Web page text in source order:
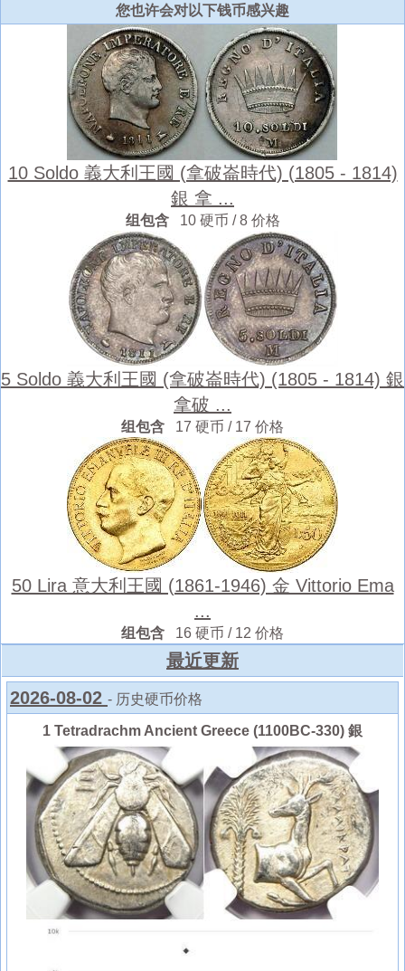
您也许会对以下钱币感兴趣
10 Soldo 義大利王國 (拿破崙時代) (1805 - 1814)
銀 拿 ...
组包含 10 硬币 / 8 价格
5 Soldo 義大利王國 (拿破崙時代) (1805 - 1814) 銀
拿破 ...
组包含 17 硬币 / 17 价格
50 Lira 意大利王國 (1861-1946) 金 Vittorio Ema
...
组包含 16 硬币 / 12 价格
最近更新
2026-08-02 - 历史硬币价格
1 Tetradrachm Ancient Greece (1100BC-330) 銀